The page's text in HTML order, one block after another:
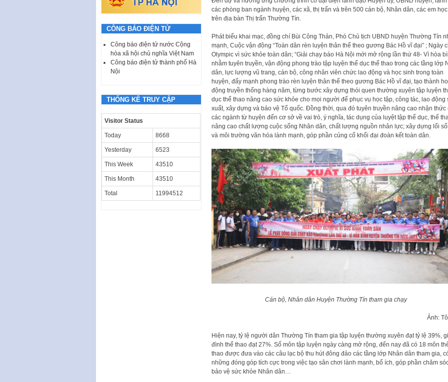
các phòng ban ngành huyện, các xã, thị trấn và trên 500 cán bộ, Nhân dân, các em
trên địa bàn Thị trấn Thường Tín.
Phát biểu khai mạc, đồng chí Bùi Công Thản, Phó Chủ tịch UBND huyện Thường Tín
mạnh, Cuộc vận động “Toàn dân rèn luyện thân thể theo gương Bác Hồ vĩ đại” ; Ngày
Olympic vì sức khỏe toàn dân; “Giải chạy báo Hà Nội mới mở rộng lần thứ 48- Vì hòa
nhằm tuyên truyền, vận động phong trào tập luyện thể dục thể thao trong các tầng lớp
dân, lực lượng vũ trang, cán bộ, công nhân viên chức lao động và học sinh trong toàn
huyện, đẩy mạnh phong trào rèn luyện thân thể theo gương Bác Hồ vĩ đại, tạo thành
động truyền thống hàng năm, từng bước xây dựng thói quen thường xuyên tập luyện
dục thể thao nâng cao sức khỏe cho mọi người để phục vụ học tập, công tác, lao động
xuất, xây dựng và bảo vệ Tổ quốc. Đồng thời, qua đó tuyên truyền nâng cao nhận thức
các ngành từ huyện đến cơ sở về vai trò, ý nghĩa, tác dụng của luyệt tập thể dục, thể
nâng cao chất lượng cuộc sống Nhân dân, chất lượng nguồn nhân lực; xây dựng lối
và môi trường văn hóa lành mạnh, góp phần củng cố khối đại đoàn kết toàn dân.
Cán bộ, Nhân dân Huyện Thường Tín tham gia chạy
Ảnh:
Hiện nay, tỷ lệ người dân Thường Tín tham gia tập luyện thường xuyên đạt tỷ lệ 39%,
đình thể thao đạt 27%. Số môn tập luyện ngày càng mở rộng, đến nay đã có 18 môn
thao được đưa vào các câu lạc bộ thu hút đông đảo các tầng lớp Nhân dân tham gia,
những đóng góp tích cực trong việc tạo sân chơi lành mạnh, bổ ích, góp phần chăm
bảo vệ sức khỏe Nhân dân…
CÔNG BÁO ĐIỆN TỬ
Công báo điện tử nước Cộng
hòa xã hội chủ nghĩa Việt Nam
Công báo điện tử thành phố Hà
Nội
THỐNG KÊ TRUY CẬP
Visitor Status
Today 8668
Yesterday 6523
This Week 43510
This Month 43510
Total 11994512